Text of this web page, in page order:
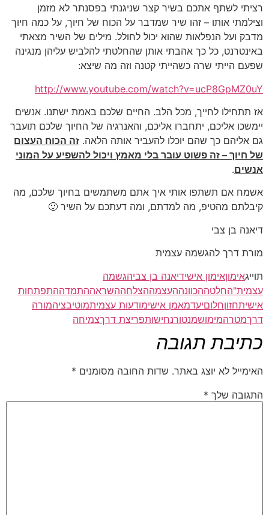
רציתי לשתף אתכם בשיר קצר שניגנתי בפסנתר לא מזמן
וצילמתי אותו – זהו שיר שמדבר על הכוח של חיוך, על כמה חיוך
מדבק ועל הנפלאות שהוא יכול לחולל. מילים של השיר מצאתי
באינטרנט, כל כך אהבתי אותן שהחלטתי להלביש עליהן מנגינה
שפעם הייתי שרה כשהייתי קטנה וזה מה שיצא:
http://www.youtube.com/watch?v=ucP8GpMZ0uY
אז תתחילו לחייך, מכל הלב. החיים שלכם באמת ישתנו. אנשים
יימשכו אליכם, יתחברו אליכם, והאנרגיה של החיוך שלכם תועבר
גם אליהם כך שהם יוכלו להעביר אותה הלאה. זה הכוח העצום
של חיוך – זה פשוט עובר בלי מאמץ ויכול להשפיע על המוני
אנשים.
אשמח אם תשתפו אותי איך אתם משתמשים בחיוך שלכם, מה
קיבלתם מהטיפ, מה למדתם, ומה דעתכם על השיר 🙂
דיאנה בן צבי
מורת דרך להגשמה עצמית
תוייגאימוןאימון אישידיאנה בן צביהגשמה
עצמית"החלטההכוונההעצמההצלחההשראההתמדההתפתחות
אישיתחזוןחלוםיעדמאמן אישימודעות עצמיתמוטיבציהמורה
דרךמטרהמימושמנטורנחישותפריצת דרךצמיחה
כתיבת תגובה
האימייל לא יוצג באתר. שדות החובה מסומנים *
התגובה שלך *